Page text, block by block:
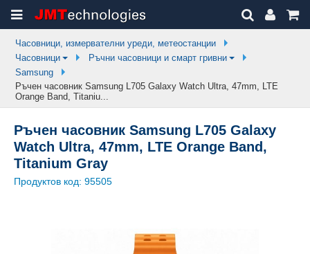
Часовници, измервателни уреди, метеостанции
Часовници
Ръчни часовници и смарт гривни
Samsung
Ръчен часовник Samsung L705 Galaxy Watch Ultra, 47mm, LTE
Orange Band, Titaniu...
Ръчен часовник Samsung L705 Galaxy
Watch Ultra, 47mm, LTE Orange Band,
Titanium Gray
Продуктов код: 95505